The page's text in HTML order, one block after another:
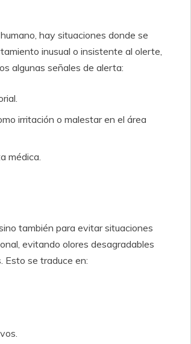
hay situaciones donde se
inusual o insistente al olerte,
algunas señales de alerta:
irritación o malestar en el área
médica.
también para evitar situaciones
evitando olores desagradables
Esto se traduce en: